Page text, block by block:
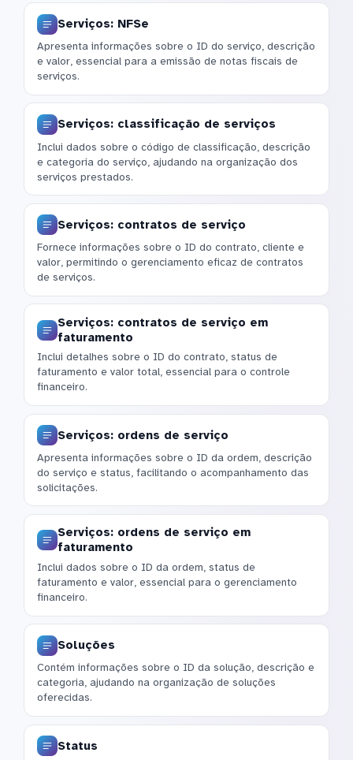
Serviços: NFSe
Apresenta informações sobre o ID do serviço, descrição
e valor, essencial para a emissão de notas fiscais de
serviços.
Serviços: classificação de serviços
Inclui dados sobre o código de classificação, descrição
e categoria do serviço, ajudando na organização dos
serviços prestados.
Serviços: contratos de serviço
Fornece informações sobre o ID do contrato, cliente e
valor, permitindo o gerenciamento eficaz de contratos
de serviços.
Serviços: contratos de serviço em
faturamento
Inclui detalhes sobre o ID do contrato, status de
faturamento e valor total, essencial para o controle
financeiro.
Serviços: ordens de serviço
Apresenta informações sobre o ID da ordem, descrição
do serviço e status, facilitando o acompanhamento das
solicitações.
Serviços: ordens de serviço em
faturamento
Inclui dados sobre o ID da ordem, status de
faturamento e valor, essencial para o gerenciamento
financeiro.
Soluções
Contém informações sobre o ID da solução, descrição e
categoria, ajudando na organização de soluções
oferecidas.
Status